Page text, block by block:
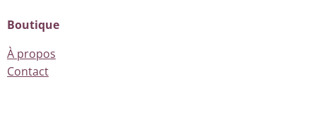
Boutique
À propos
Contact